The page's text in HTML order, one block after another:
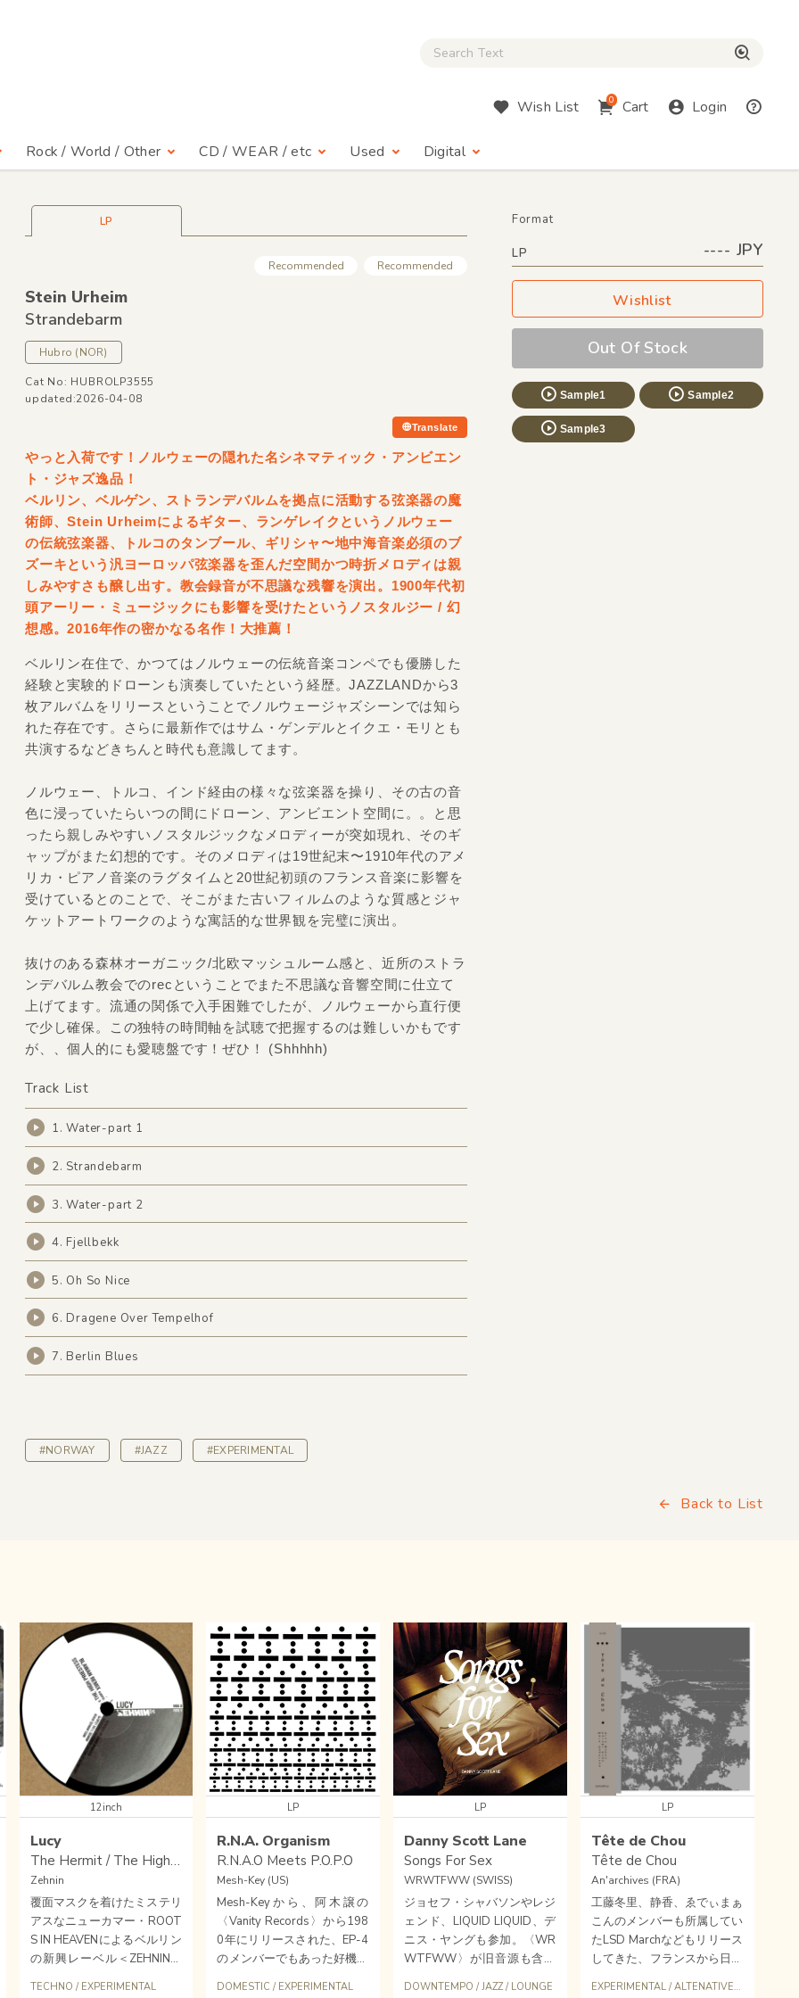
Close Search box
Wish List 0 Cart Login
Rock / World / Other CD / WEAR / etc Used Digital
LP
Recommended Recommended
Stein Urheim
Strandebarm
Hubro (NOR)
Cat No: HUBROLP3555
updated:2026-04-08
Translate
Format
LP ---- JPY
Wishlist
Out Of Stock
Sample1 Sample2
Sample3
やっと入荷です！ノルウェーの隠れた名シネマティック・アンビエン
ト・ジャズ逸品！
ベルリン、ベルゲン、ストランデバルムを拠点に活動する弦楽器の魔
術師、Stein Urheimによるギター、ランゲレイクというノルウェー
の伝統弦楽器、トルコのタンブール、ギリシャ〜地中海音楽必須のブ
ズーキという汎ヨーロッパ弦楽器を歪んだ空間かつ時折メロディは親
しみやすさも醸し出す。教会録音が不思議な残響を演出。1900年代初
頭アーリー・ミュージックにも影響を受けたというノスタルジー / 幻
想感。2016年作の密かなる名作！大推薦！
ベルリン在住で、かつてはノルウェーの伝統音楽コンペでも優勝した
経験と実験的ドローンも演奏していたという経歴。JAZZLANDから3
枚アルバムをリリースということでノルウェージャズシーンでは知ら
れた存在です。さらに最新作ではサム・ゲンデルとイクエ・モリとも
共演するなどきちんと時代も意識してます。
ノルウェー、トルコ、インド経由の様々な弦楽器を操り、その古の音
色に浸っていたらいつの間にドローン、アンビエント空間に。。と思
ったら親しみやすいノスタルジックなメロディーが突如現れ、そのギ
ャップがまた幻想的です。そのメロディは19世紀末〜1910年代のアメ
リカ・ピアノ音楽のラグタイムと20世紀初頭のフランス音楽に影響を
受けているとのことで、そこがまた古いフィルムのような質感とジャ
ケットアートワークのような寓話的な世界観を完璧に演出。
抜けのある森林オーガニック/北欧マッシュルーム感と、近所のストラ
ンデバルム教会でのrecということでまた不思議な音響空間に仕立て
上げてます。流通の関係で入手困難でしたが、ノルウェーから直行便
で少し確保。この独特の時間軸を試聴で把握するのは難しいかもです
が、、個人的にも愛聴盤です！ぜひ！ (Shhhhh)
Track List
1. Water-part 1
2. Strandebarm
3. Water-part 2
4. Fjellbekk
5. Oh So Nice
6. Dragene Over Tempelhof
7. Berlin Blues
#NORWAY #JAZZ #EXPERIMENTAL
Back to List
12inch
Lucy
The Hermit / The High Priestess (BLAWAN Remixes)
Zehnin
覆面マスクを着けたミステリ
アスなニューカマー・ROOT
S IN HEAVENによるベルリン
の新興レーベル＜ZEHNIN＞
TECHNO / EXPERIMENTAL
LP
R.N.A. Organism
R.N.A.O Meets P.O.P.O
Mesh-Key (US)
Mesh-Keyから、阿木譲の
〈Vanity Records〉から198
0年にリリースされた、EP-4
のメンバーでもあった好機タ
DOMESTIC / EXPERIMENTAL
LP
Danny Scott Lane
Songs For Sex
WRWTFWW (SWISS)
ジョセフ・シャバソンやレジ
ェンド、LIQUID LIQUID、デ
ニス・ヤングも参加。〈WR
WTFWW〉が旧音源も含め
DOWNTEMPO /JAZZ/ LOUNGE
LP
Tête de Chou
Tête de Chou
An'archives (FRA)
工藤冬里、静香、ゑでぃまぁ
こんのメンバーも所属してい
たLSD Marchなどもリリース
してきた、フランスから日本
EXPERIMENTAL /ALTENATIVE/